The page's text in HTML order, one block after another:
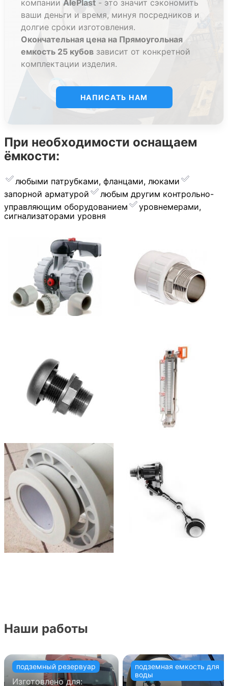
полиэтиленовые емкости V=25м3.
Наши квалифицированные специалисты будут рады
помочь вам в выборе.
Уточняйте стоимость по телефону или email !
Наши работы
подземный резервуар
Изготовлено для:
подземная емкость для
воды
компании AlePlast - это значит сэкономить
ваши деньги и время, минуя посредников и
долгие сроки изготовления.
Окончательная цена на Прямоугольная
емкость 25 кубов зависит от конкретной
комплектации изделия.
НАПИСАТЬ НАМ
При необходимости оснащаем
ёмкости:
любыми патрубками, фланцами, люками
запорной арматурой
︎любым другим контрольно-
управляющим оборудованием
уровнемерами,
сигнализаторами уровня